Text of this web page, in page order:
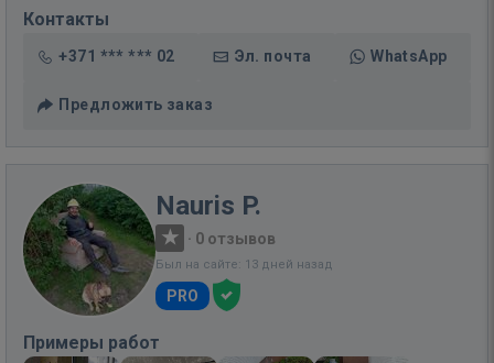
Контакты
+371 *** *** 02 Эл. почта WhatsApp
Предложить заказ
Nauris P.
· 0 отзывов
Был на сайте: 13 дней назад
PRO
Примеры работ